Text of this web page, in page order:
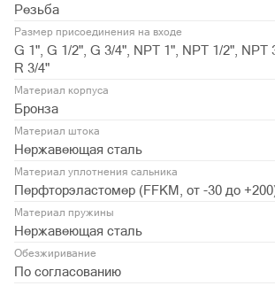
Резьба
Размер присоединения на входе
G 1", G 1/2", G 3/4", NPT 1", NPT 1/2", NPT
R 3/4"
Материал корпуса
Бронза
Материал штока
Нержавеющая сталь
Материал уплотнения сальника
Перфторэластомер (FFKM, от -30 до
Материал пружины
Нержавеющая сталь
Обезжиривание
По согласованию